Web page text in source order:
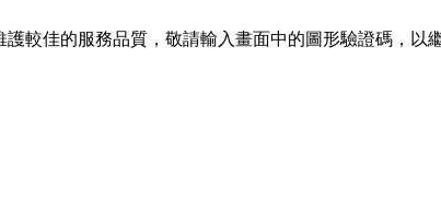
較佳的服務品質，敬請輸入畫面中的圖形驗證碼，以